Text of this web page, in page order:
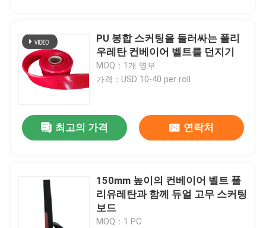
PU 봉합 스커팅을 둘러싸는 폴리
우레탄 컨베이어 벨트를 던지기
MOQ：1개 명부
가격：USD 10-40 per roll
최고의 가격 연락처
150mm 높이의 컨베이어 벨트 폴
리유레탄과 함께 듀얼 고무 스커팅
보드
MOQ：1 PC